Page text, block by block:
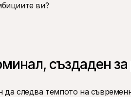
ви?
създаден
да следва темпото на